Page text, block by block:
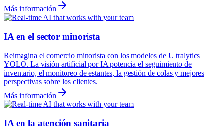
Más información
IA en el sector minorista
Reimagina el comercio minorista con los modelos de Ultralytics
YOLO. La visión artificial por IA potencia el seguimiento de
inventario, el monitoreo de estantes, la gestión de colas y mejores
perspectivas sobre los clientes.
Más información
IA en la atención sanitaria